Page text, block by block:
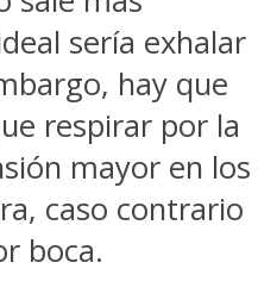
sería exhalar
hay que
respirar por la
mayor en los
caso contrario
boca.